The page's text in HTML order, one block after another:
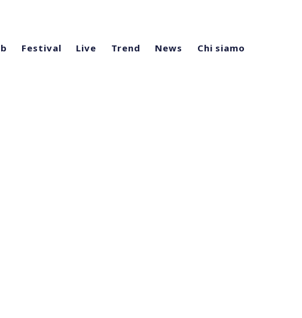
Festival Live Trend News Chi siamo